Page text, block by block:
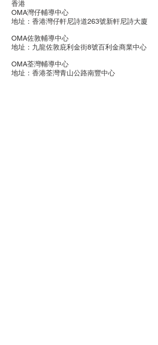
個人輔導後感 ---揭開潛
意識中最真實的自己
香港
OMA灣仔輔導中心
地址：香港灣仔軒尼詩道263號新軒尼詩大廈
OMA佐敦輔導中心
地址：九龍佐敦庇利金街8號百利金商業中心
OMA荃灣輔導中心
地址：香港荃灣青山公路南豐中心